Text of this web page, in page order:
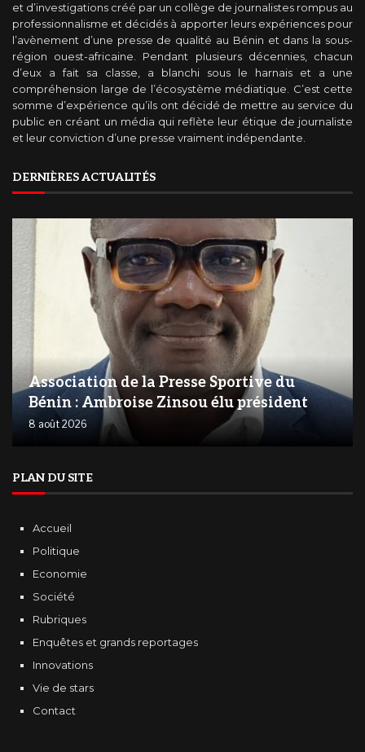
et d’investigations créé par un collège de journalistes rompus au
professionnalisme et décidés à apporter leurs expériences pour
l’avènement d’une presse de qualité au Bénin et dans la sous-
région ouest-africaine. Pendant plusieurs décennies, chacun
d’eux a fait sa classe, a blanchi sous le harnais et a une
compréhension large de l’écosystème médiatique. C’est cette
somme d’expérience qu’ils ont décidé de mettre au service du
public en créant un média qui reflète leur étique de journaliste
et leur conviction d’une presse vraiment indépendante.
DERNIÈRES ACTUALITÉS
Association de la Presse Sportive du
Bénin : Ambroise Zinsou élu président
8 août 2026
PLAN DU SITE
Accueil
Politique
Economie
Société
Rubriques
Enquêtes et grands reportages
Innovations
Vie de stars
Contact